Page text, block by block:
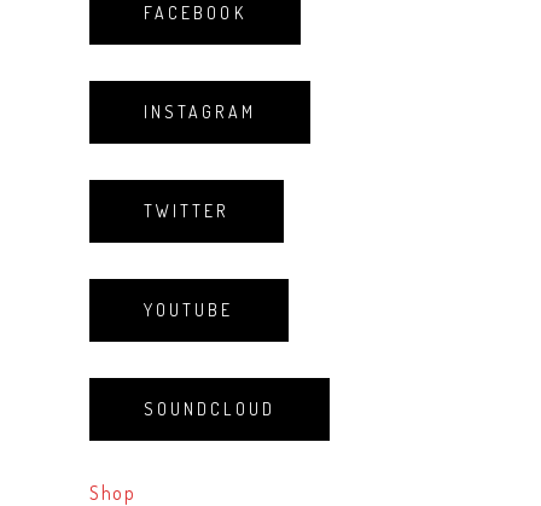
FACEBOOK
INSTAGRAM
TWITTER
YOUTUBE
SOUNDCLOUD
Shop